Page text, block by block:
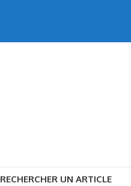
RECHERCHER UN ARTICLE